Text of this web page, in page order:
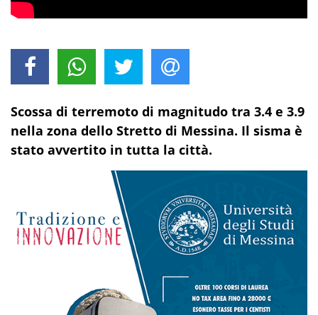
Scossa di terremoto di magnitudo tra 3.4 e 3.9
nella zona dello Stretto di Messina. Il sisma è
stato avvertito in tutta la città.